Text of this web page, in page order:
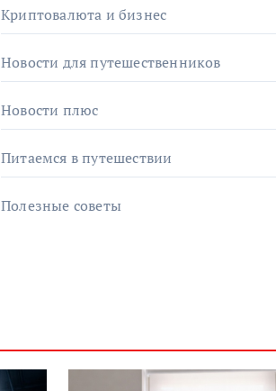
Криптовалюта и бизнес
Новости для путешественников
Новости плюс
Питаемся в путешествии
Полезные советы